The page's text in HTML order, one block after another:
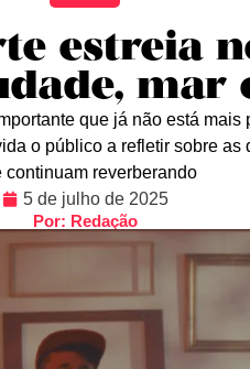
estreia
mar
que já não está
o público a refletir sobre
continuam reverberando
5 de julho de 2025
Por: Redação